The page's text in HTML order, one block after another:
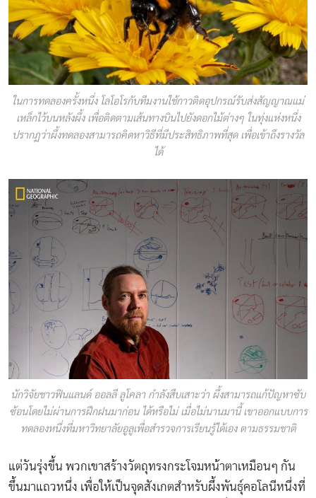
ในการทดลองครั้งหนึ่ง โลโอโรกับทีมงานใช้กาวติดอุปกรณ์รับส่งสัญญาณแม่
เหล็กไว้บนหลังผึ้ง เพื่อติดตามเส้นทางบินไปยังดอกไม้ต่างๆ ในทุ่งแห่งหนึ่ง
ปรากฏว่าผึ้งทดลองสามารถคิดหาวิธีที่มีประสิทธิภาพที่สุด เพื่อเข้าถึงรางวัล
ได้
นักวิจัยชาวฟินแลนด์ ออลลี ลูโคลา กำลังสืบเสาะว่า ผึ้งสามารถแก้ปัญหาซับ
ซ้อนโดยไม่ผ่านการฝึกฝนมาก่อน ได้หรือไม่ เมื่อไม่นานมานี้ เขาออกแบบการ
ทดลองหนึ่งที่มหาวิทยาลัยอูลูเพื่อสำรวจการเรียนรู้ได้เอง ตามธรรมชาติ
แต่วันรุ่งขึ้น พวกเขาสร้างวัตถุทรงกระโจมหน้าตาเหมือนๆ กัน
ขึ้นมาแถวหนึ่ง เพื่อให้เป็นจุดสังเกตสำหรับผึ้งพันธุ์คอโลนีหนึ่งที่